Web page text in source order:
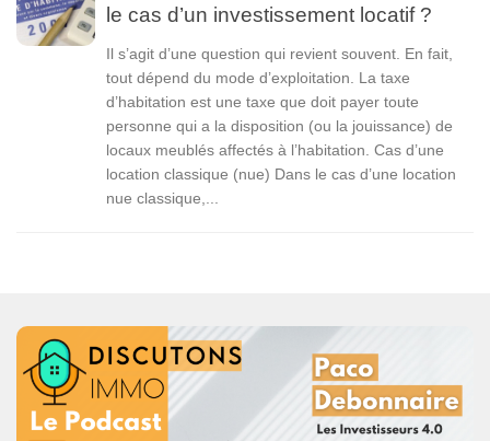
le cas d’un investissement locatif ?
Il s’agit d’une question qui revient souvent. En fait,
tout dépend du mode d’exploitation. La taxe
d’habitation est une taxe que doit payer toute
personne qui a la disposition (ou la jouissance) de
locaux meublés affectés à l’habitation. Cas d’une
location classique (nue) Dans le cas d’une location
nue classique,...